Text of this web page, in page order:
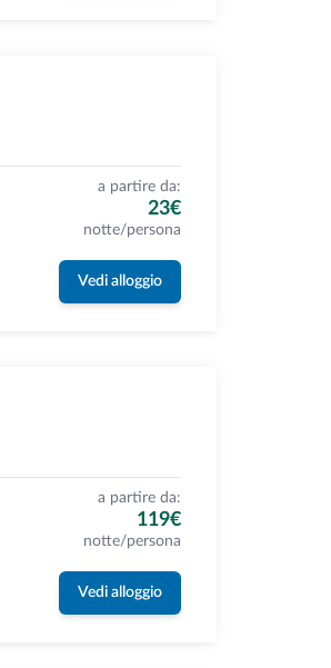
a partire da:
23€
notte/persona
Vedi alloggio
a partire da:
119€
notte/persona
Vedi alloggio